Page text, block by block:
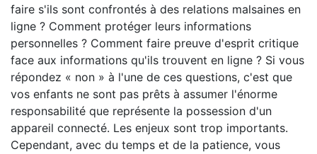
faire s'ils sont confrontés à des relations malsaines en
ligne ? Comment protéger leurs informations
personnelles ? Comment faire preuve d'esprit critique
face aux informations qu'ils trouvent en ligne ? Si vous
répondez « non » à l'une de ces questions, c'est que
vos enfants ne sont pas prêts à assumer l'énorme
responsabilité que représente la possession d'un
appareil connecté. Les enjeux sont trop importants.
Cependant, avec du temps et de la patience, vous